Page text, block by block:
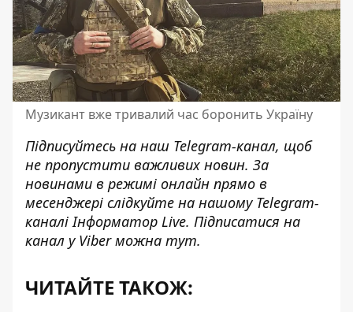
Музикант вже тривалий час боронить Україну
Підписуйтесь на наш Telegram-канал, щоб
не пропустити важливих новин. За
новинами в режимі онлайн прямо в
месенджері слідкуйте на нашому Telegram-
каналіІнформатор Live. Підписатися на
канал у Viber можна тут.
ЧИТАЙТЕ ТАКОЖ: